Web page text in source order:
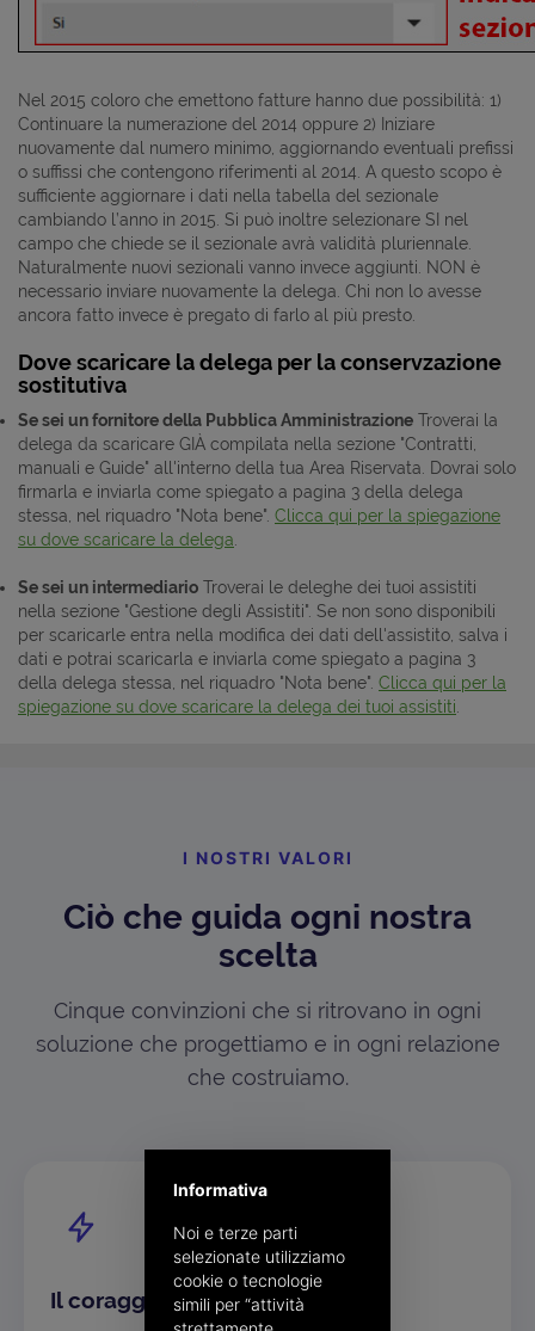
Nel 2015 coloro che emettono fatture hanno due possibilità: 1)
Continuare la numerazione del 2014 oppure 2) Iniziare
nuovamente dal numero minimo, aggiornando eventuali prefissi
o suffissi che contengono riferimenti al 2014. A questo scopo è
sufficiente aggiornare i dati nella tabella del sezionale
cambiando l’anno in 2015. Si può inoltre selezionare SI nel
campo che chiede se il sezionale avrà validità pluriennale.
Naturalmente nuovi sezionali vanno invece aggiunti. NON è
necessario inviare nuovamente la delega. Chi non lo avesse
ancora fatto invece è pregato di farlo al più presto.
Dove scaricare la delega per la conservzazione
sostitutiva
Se sei un fornitore della Pubblica Amministrazione Troverai la
delega da scaricare GIÀ compilata nella sezione "Contratti,
manuali e Guide" all'interno della tua Area Riservata. Dovrai solo
firmarla e inviarla come spiegato a pagina 3 della delega
stessa, nel riquadro "Nota bene". Clicca qui per la spiegazione
su dove scaricare la delega
Se sei un intermediario Troverai le deleghe dei tuoi assistiti
nella sezione "Gestione degli Assistiti". Se non sono disponibili
per scaricarle entra nella modifica dei dati dell'assistito, salva i
dati e potrai scaricarla e inviarla come spiegato a pagina 3
della delega stessa, nel riquadro "Nota bene". Clicca qui per la
spiegazione su dove scaricare la delega dei tuoi assistiti
I NOSTRI VALORI
Ciò che guida ogni nostra
scelta
Cinque convinzioni che si ritrovano in ogni
soluzione che progettiamo e in ogni relazione
che costruiamo.
Il coraggio di essere differenti
Informativa
Noi e terze parti
selezionate utilizziamo
cookie o tecnologie
simili per “attività